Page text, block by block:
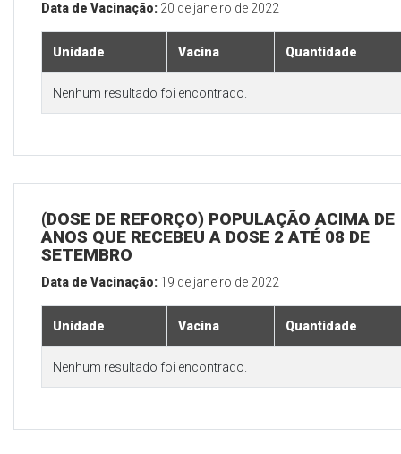
Data de Vacinação: 20 de janeiro de 2022
Unidade Vacina Quantidade
Nenhum resultado foi encontrado.
(DOSE DE REFORÇO) POPULAÇÃO ACIMA DE
ANOS QUE RECEBEU A DOSE 2 ATÉ 08 DE
SETEMBRO
Data de Vacinação: 19 de janeiro de 2022
Unidade Vacina Quantidade
Nenhum resultado foi encontrado.